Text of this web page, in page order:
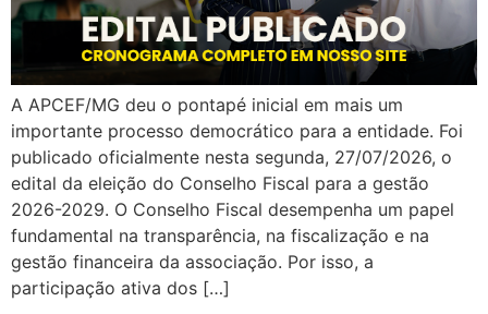
A APCEF/MG deu o pontapé inicial em mais um
importante processo democrático para a entidade. Foi
publicado oficialmente nesta segunda, 27/07/2026, o
edital da eleição do Conselho Fiscal para a gestão
2026-2029. O Conselho Fiscal desempenha um papel
fundamental na transparência, na fiscalização e na
gestão financeira da associação. Por isso, a
participação ativa dos […]